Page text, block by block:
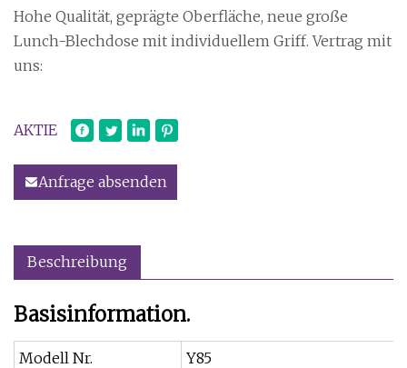
Hohe Qualität, geprägte Oberfläche, neue große
Lunch-Blechdose mit individuellem Griff. Vertrag mit
uns:
AKTIE
Anfrage absenden
Beschreibung
Basisinformation.
Modell Nr.
Y85